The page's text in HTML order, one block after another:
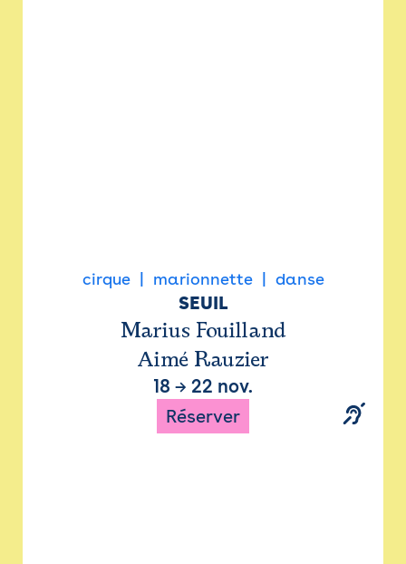
cirque marionnette danse
SEUIL
Marius Fouilland
Aimé Rauzier
18 → 22 nov.
Réserver